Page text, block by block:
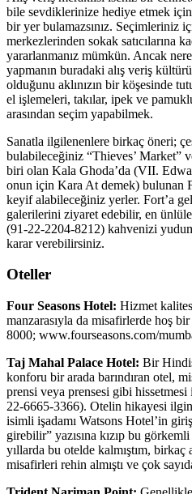
bile sevdiklerinize hediye etmek
bir yer bulamazsınız. Seçimleriniz
merkezlerinden sokak satıcılarına
yararlanmanız mümkün. Ancak
yapmanın buradaki alış veriş
olduğunu aklınızın bir köşesinde
el işlemeleri, takılar, ipek ve
arasından seçim yapabilmek.
Sanatla ilgilenenlere birkaç öneri;
bulabileceğiniz “Thieves’ Market”
biri olan Kala Ghoda’da (VII.
onun için Kara At demek) bulunan
keyif alabileceğiniz yerler. Fort’a
galerilerini ziyaret edebilir, en
(91-22-2204-8212) kahvenizi
karar verebilirsiniz.
Oteller
Four Seasons Hotel: Hizmet
manzarasıyla da misafirlerde hoş
8000; www.fourseasons.com/
Taj Mahal Palace Hotel: Bir
konforu bir arada barındıran otel,
prensi veya prensesi gibi
22-6665-3366). Otelin hikayesi
isimli işadamı Watsons Hotel’in
girebilir” yazısına kızıp bu
yıllarda bu otelde kalmıştım,
misafirleri rehin almıştı ve çok